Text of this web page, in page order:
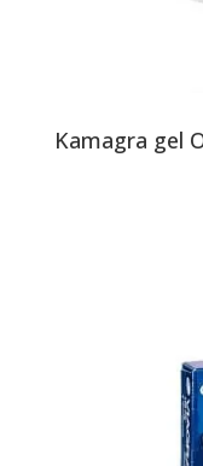
Kamagra gel